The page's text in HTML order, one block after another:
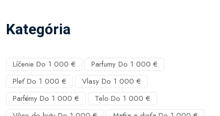
Kategória
Líčenie Do 1 000 €
Parfumy Do 1 000 €
Pleť Do 1 000 €
Vlasy Do 1 000 €
Parfémy Do 1 000 €
Telo Do 1 000 €